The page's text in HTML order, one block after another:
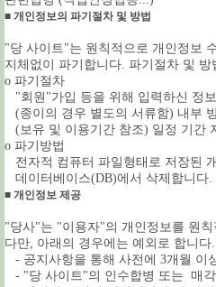
■ 개인정보의 파기절차 및 방법
"당 사이트"는 원칙적으로 개인정보
지체없이 파기합니다. 파기절차 및
ο 파기절차
"회원"가입 등을 위해 입력하신 정
(종이의 경우 별도의 서류함) 내부
(보유 및 이용기간 참조) 일정 기간
ο 파기방법
전자적 컴퓨터 파일형태로 저장된
데이터베이스(DB)에서 삭제합니다.
■ 개인정보 제공
"당사"는 "이용자"의 개인정보를 원
다만, 아래의 경우에는 예외로 합니다.
- 공지사항을 통해 사전에 3개월 이
- "당 사이트"의 인수합병 또는 매